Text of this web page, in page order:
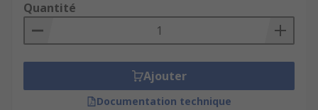
Quantité
Ajouter
Documentation technique